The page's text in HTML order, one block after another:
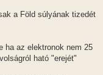
a Föld súlyának tizedét
ha az elektronok nem 25
ható "erejét"